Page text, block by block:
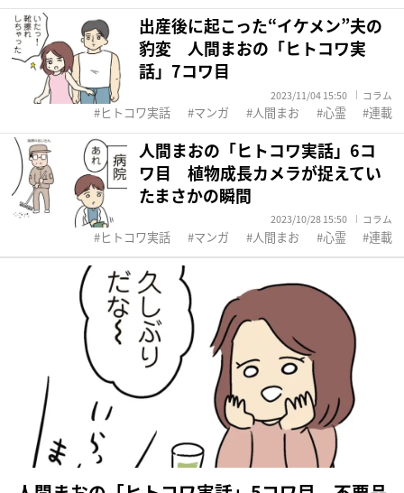
出産後に起こった“イケメン”夫の
豹変 人間まおの「ヒトコワ実
話」7コワ目
2023/11/04 15:50 コラム
ヒトコワ実話 マンガ 人間まお 心霊 連載
人間まおの「ヒトコワ実話」6コ
ワ目 植物成長カメラが捉えてい
たまさかの瞬間
2023/10/28 15:50 コラム
ヒトコワ実話 マンガ 人間まお 心霊 連載